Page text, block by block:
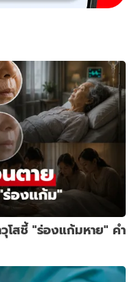
สชี้ "ร่องแก้มหาย" คำ